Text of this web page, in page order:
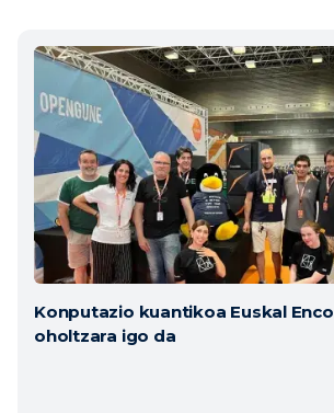
Konputazio kuantikoa Euskal
oholtzara igo da